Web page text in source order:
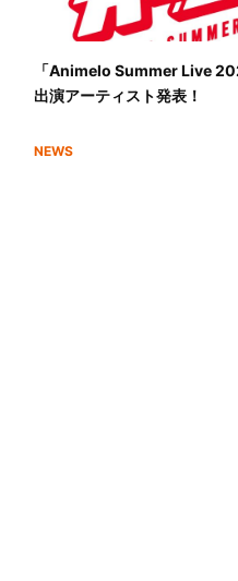
「Animelo Summer Live
出演アーティスト発表！
NEWS